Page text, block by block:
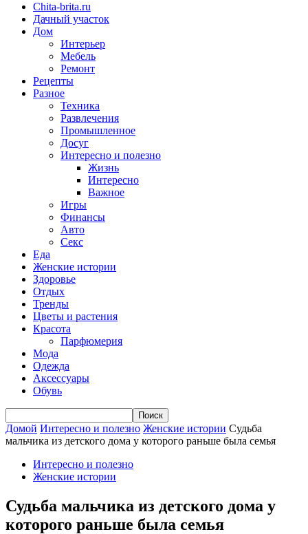
Chita-brita.ru
Дачный участок
Дом
Интерьер
Мебель
Ремонт
Рецепты
Разное
Техника
Развлечения
Промышленное
Досуг
Интересно и полезно
Жизнь
Интересно
Важное
Игры
Финансы
Авто
Секс
Еда
Женские истории
Здоровье
Отдых
Тренды
Цветы и растения
Красота
Парфюмерия
Мода
Одежда
Аксессуары
Обувь
Домой Интересно и полезно Женские истории Судьба
мальчика из детского дома у которого раньше была семья
Интересно и полезно
Женские истории
Судьба мальчика из детского дома у
которого раньше была семья